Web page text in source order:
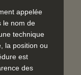
appelée
le nom de
technique
la position ou
est
des